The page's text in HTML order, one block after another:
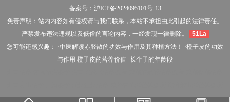
备案号： 沪ICP备2024095101号-13
免责声明：站内内容如有侵权请与我们联系，本站不承担由此引起的法律责任。
严禁发布违法违规以及低俗的言论内容，一经发现一律删除。
51La
您可能还感兴趣： ·中医解读赤胫散的功效与作用及其种植方法！ ·橙子皮的功效
与作用 橙子皮的营养价值 ·长个子的年龄段